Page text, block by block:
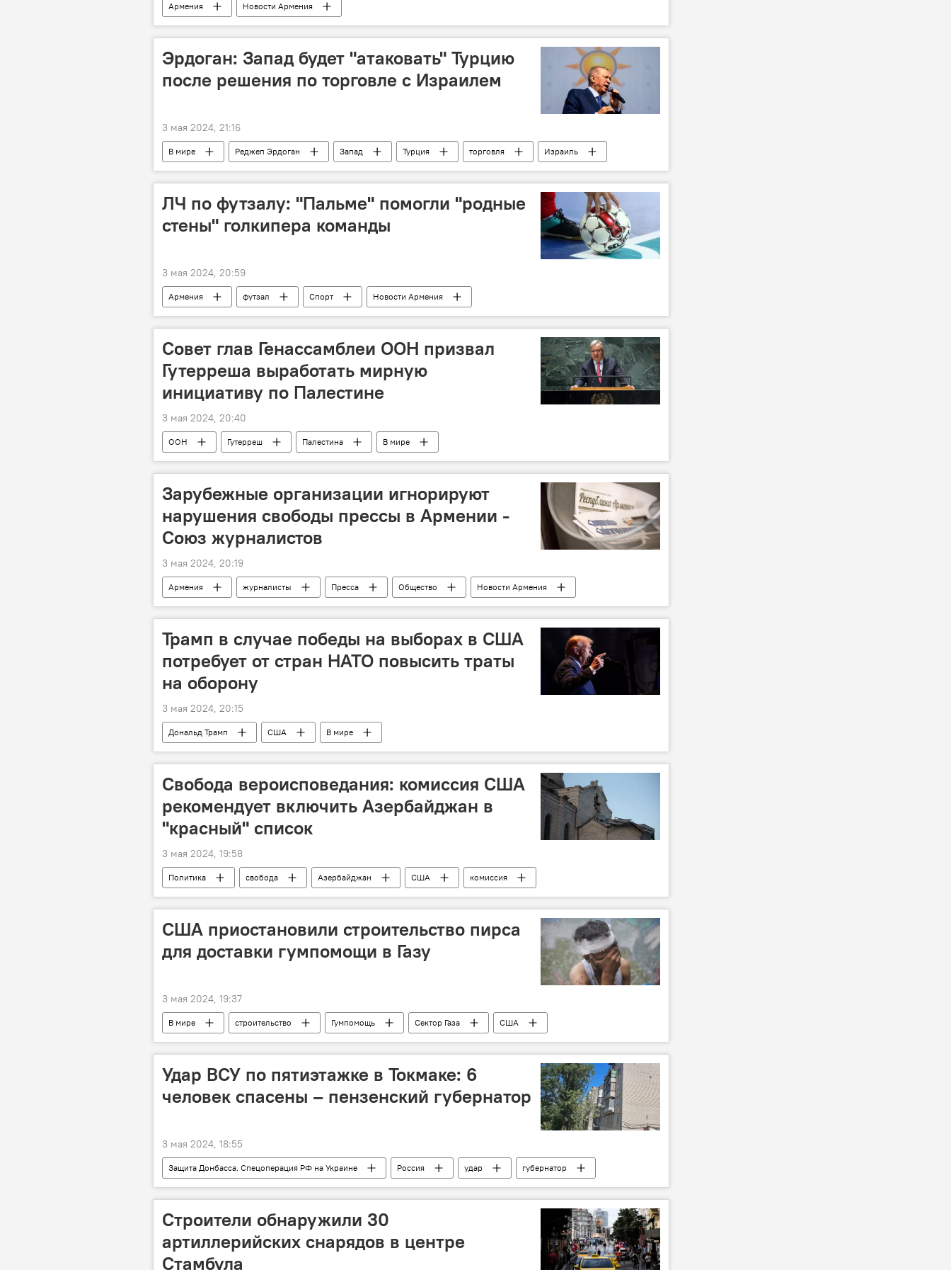
Армения Новости Армения
Эрдоган: Запад будет "атаковать" Турцию
после решения по торговле с Израилем
3 мая 2024, 21:16
В мире Реджеп Эрдоган Запад Турция торговля Израиль
ЛЧ по футзалу: "Пальме" помогли "родные
стены" голкипера команды
3 мая 2024, 20:59
Армения футзал Спорт Новости Армения
Совет глав Генассамблеи ООН призвал
Гутерреша выработать мирную
инициативу по Палестине
3 мая 2024, 20:40
ООН Гутерреш Палестина В мире
Зарубежные организации игнорируют
нарушения свободы прессы в Армении -
Союз журналистов
3 мая 2024, 20:19
Армения журналисты Пресса Общество Новости Армения
Трамп в случае победы на выборах в США
потребует от стран НАТО повысить траты
на оборону
3 мая 2024, 20:15
Дональд Трамп США В мире
Свобода вероисповедания: комиссия США
рекомендует включить Азербайджан в
"красный" список
3 мая 2024, 19:58
Политика свобода Азербайджан США комиссия
США приостановили строительство пирса
для доставки гумпомощи в Газу
3 мая 2024, 19:37
В мире строительство Гумпомощь Сектор Газа США
Удар ВСУ по пятиэтажке в Токмаке: 6
человек спасены – пензенский губернатор
3 мая 2024, 18:55
Защита Донбасса. Спецоперация РФ на Украине Россия удар губернатор
Строители обнаружили 30
артиллерийских снарядов в центре
Стамбула